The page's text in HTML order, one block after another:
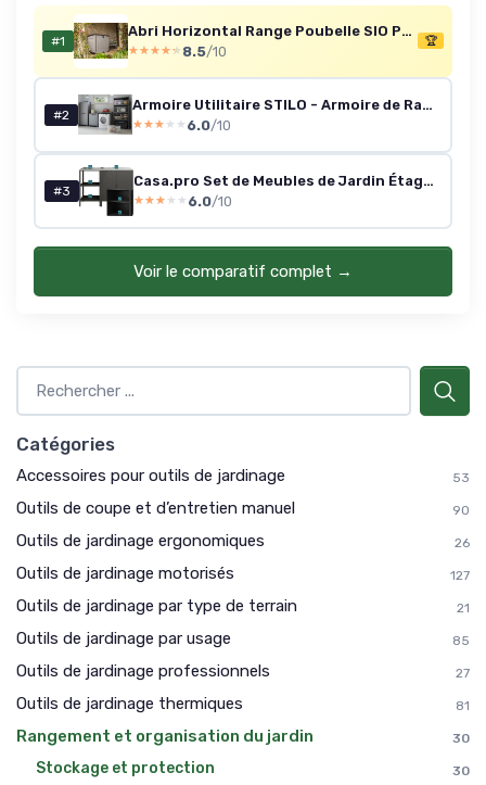
#1
Abri Horizontal Range Poubelle SIO Pro - 1200 litres - Beige
★★★★★
★★★★★ 8.5/10
🏆
#2
Armoire Utilitaire STILO - Armoire de Rangement en Résine Multifonctions - Étagères et Pieds Ajustables, Poignée Soft Touch - Cuisine, Garage, Atelier - 68 x 39 x 173 cm - Gris/Noir/Rouge
★★★★★
★★★★★ 6.0/10
#3
Casa.pro Set de Meubles de Jardin Étagère d'Extérieur et Armoire de Jardin Rangement pour Terrasse Balcon Garage Atelier Compartiments Ouverts et Fermés Acier Laqué Noir Mat et Argent
★★★★★
★★★★★ 6.0/10
Voir le comparatif complet →
Catégories
Accessoires pour outils de jardinage 53
Outils de coupe et d’entretien manuel 90
Outils de jardinage ergonomiques 26
Outils de jardinage motorisés 127
Outils de jardinage par type de terrain 21
Outils de jardinage par usage 85
Outils de jardinage professionnels 27
Outils de jardinage thermiques 81
Rangement et organisation du jardin 30
Stockage et protection
30